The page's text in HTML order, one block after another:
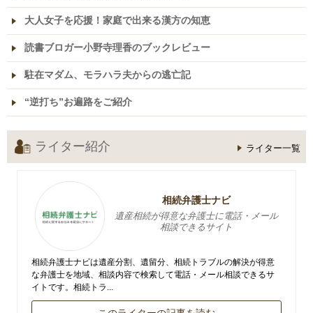
大人女子を応援！家庭で出来る漢方の知恵
読書ブロガー小野寺理香のブックレビュー
駐在マダム、モラハラ夫からの逃亡記
“逆打ち”お遍路をご紹介
ライター紹介 ライター一覧
相続弁護士ナビ
遺産相続が得意な弁護士に電話・メール
相談できるサイト
相続弁護士ナビは遺産分割、遺留分、相続トラブルの解決が得意
な弁護士を地域、相談内容で検索して電話・メール相談できるサ
イトです。相続トラ...